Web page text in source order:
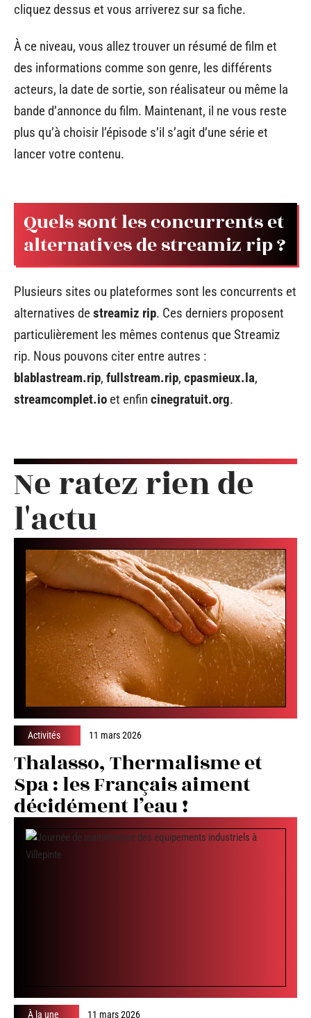
cliquez dessus et vous arriverez sur sa fiche.
À ce niveau, vous allez trouver un résumé de film et
des informations comme son genre, les différents
acteurs, la date de sortie, son réalisateur ou même la
bande d’annonce du film. Maintenant, il ne vous reste
plus qu’à choisir l’épisode s’il s’agit d’une série et
lancer votre contenu.
Quels sont les concurrents et
alternatives de streamiz rip ?
Plusieurs sites ou plateformes sont les concurrents et
alternatives destreamiz rip. Ces derniers proposent
particulièrement les mêmes contenus que Streamiz
rip. Nous pouvons citer entre autres :
blablastream.rip, fullstream.rip, cpasmieux.la,
streamcomplet.io et enfin cinegratuit.org.
Ne ratez rien de
l'actu
Activités 11 mars 2026
Thalasso, Thermalisme et
Spa : les Français aiment
décidément l’eau !
À la une 11 mars 2026